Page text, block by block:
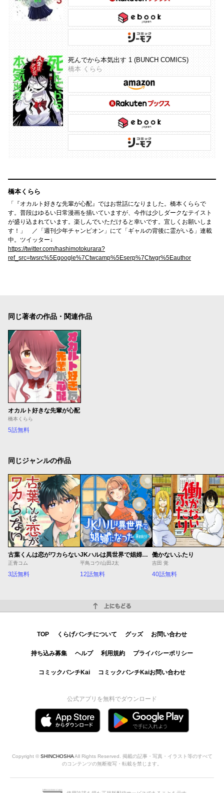
死んでから本気出す 1 (BUNCH COMICS)
橋本 くらら
橋本くらら
「『オカルト好きな先輩が心配』ではお世話になりました。橋本くららで
す。普段はゆるい日常漫画を描いていますが、今作は少しダークなテイスト
が盛り込まれています。楽しんでいただけると幸いです。宜しくお願いしま
す！」 ／「週刊少年チャンピオン」にて「ギャルの背後に霊がいる」連載
中。ツイッター↓
https://twitter.com/hashimotokurara?
ref_src=twsrc%5Egoogle%7Ctwcamp%5Eserp%7Ctwgr%5Eauthor
同じ著者の作品・関連作品
オカルト好きな先輩が心配
橋本くらら
5話無料
同じジャンルの作品
古葉くんは恋がワカらない
正青コム
3話無料
JKハルは異世界で娼婦になった Winter
平鳥コウ/山田J太
12話無料
働かないふたり
吉田 覚
40話無料
TOP くらげバンチについて グッズ お問い合わせ
持ち込み募集 ヘルプ 利用規約 プライバシーポリシー
コミックバンチKai コミックバンチKaiお問い合わせ
公式アプリを無料でダウンロード
Copyright © SHINCHOSHAAll Rights Reserved. 掲載の記事・写真・イラスト等のすべて
のコンテンツの無断複写・転載を禁じます。